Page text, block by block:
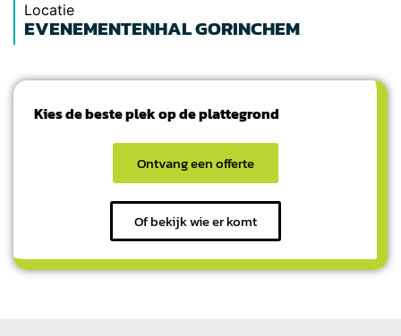
Locatie
EVENEMENTENHAL GORINCHEM
Kies de beste plek op de plattegrond
Ontvang een offerte
Of bekijk wie er komt